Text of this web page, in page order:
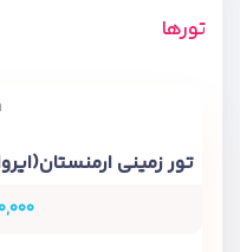
تورها